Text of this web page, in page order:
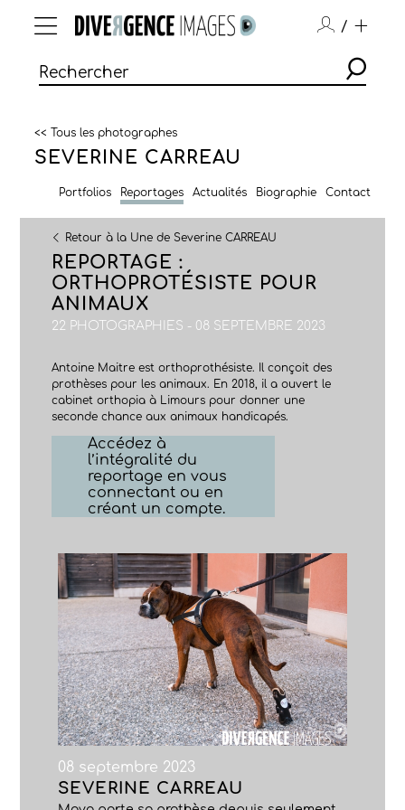
/
<< Tous les photographes
SEVERINE CARREAU
Portfolios Reportages Actualités Biographie Contact
Retour à la Une de Severine CARREAU
REPORTAGE :
ORTHOPROTÉSISTE POUR
ANIMAUX
22 PHOTOGRAPHIES - 08 SEPTEMBRE 2023
Antoine Maitre est orthoprothésiste. Il conçoit des
prothèses pour les animaux. En 2018, il a ouvert le
cabinet orthopia à Limours pour donner une
seconde chance aux animaux handicapés.
Accédez à
l’intégralité du
reportage en vous
connectant ou en
créant un compte.
08 septembre 2023
SEVERINE CARREAU